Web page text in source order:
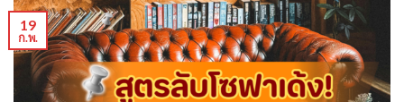
19
ก.พ.